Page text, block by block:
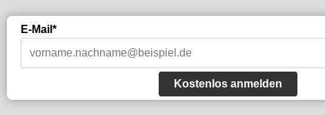
E-Mail*
Kostenlos anmelden